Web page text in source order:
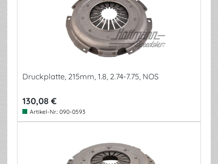
Druckplatte, 215mm, 1.8, 2.74-7.75, NOS
130,08 €
Artikel-Nr.: 090-0593